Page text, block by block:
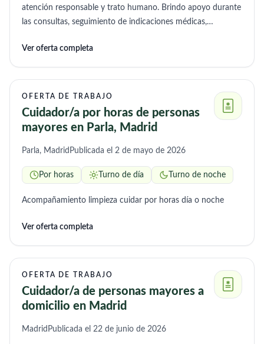
atención responsable y trato humano. Brindo apoyo durante
las consultas, seguimiento de indicaciones médicas,
para el bienestar y la tranquilidad del paciente y su familia.
Ver oferta completa
OFERTA DE TRABAJO
Cuidador/a por horas de personas
mayores en Parla, Madrid
Parla, Madrid Publicada el 2 de mayo de 2026
Por horas Turno de día Turno de noche
Acompañamiento limpieza cuidar por horas día o noche
Ver oferta completa
OFERTA DE TRABAJO
Cuidador/a de personas mayores a
domicilio en Madrid
Madrid Publicada el 22 de junio de 2026